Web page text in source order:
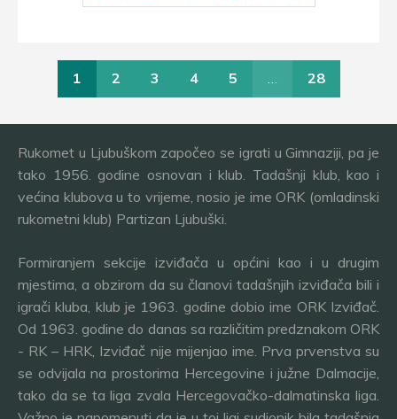
1 2 3 4 5 … 28
Rukomet u Ljubuškom započeo se igrati u Gimnaziji, pa je
tako 1956. godine osnovan i klub. Tadašnji klub, kao i
većina klubova u to vrijeme, nosio je ime ORK (omladinski
rukometni klub) Partizan Ljubuški.
Formiranjem sekcije izviđača u općini kao i u drugim
mjestima, a obzirom da su članovi tadašnjih izviđača bili i
igrači kluba, klub je 1963. godine dobio ime ORK Izviđač.
Od 1963. godine do danas sa različitim predznakom ORK
- RK – HRK, Izviđač nije mijenjao ime. Prva prvenstva su
se odvijala na prostorima Hercegovine i južne Dalmacije,
tako da se ta liga zvala Hercegovačko-dalmatinska liga.